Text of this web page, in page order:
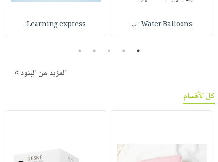
Water Balloons : ب Learning express:
1
2
3
4
5
المزيد من البنود »
كل الأقسام